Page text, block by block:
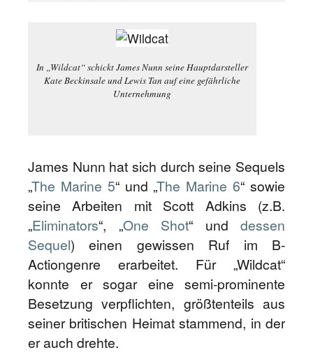
In „Wildcat“ schickt James Nunn seine Hauptdarsteller
Kate Beckinsale und Lewis Tan auf eine gefährliche
Unternehmung
James Nunn hat sich durch seine Sequels
„The Marine 5“ und „The Marine 6“ sowie
seine Arbeiten mit Scott Adkins (z.B.
„Eliminators“, „One Shot“ und dessen
Sequel) einen gewissen Ruf im B-
Actiongenre erarbeitet. Für „Wildcat“
konnte er sogar eine semi-prominente
Besetzung verpflichten, größtenteils aus
seiner britischen Heimat stammend, in der
er auch drehte.